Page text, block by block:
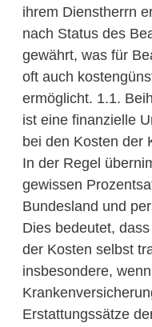
ihrem Dienstherrn
nach Status des
gewährt, was für
oft auch
ermöglicht. 1.1.
ist eine finanzielle
bei den Kosten der
In der Regel
gewissen
Bundesland und
Dies bedeutet,
der Kosten selbst
insbesondere,
Erstattungssätze